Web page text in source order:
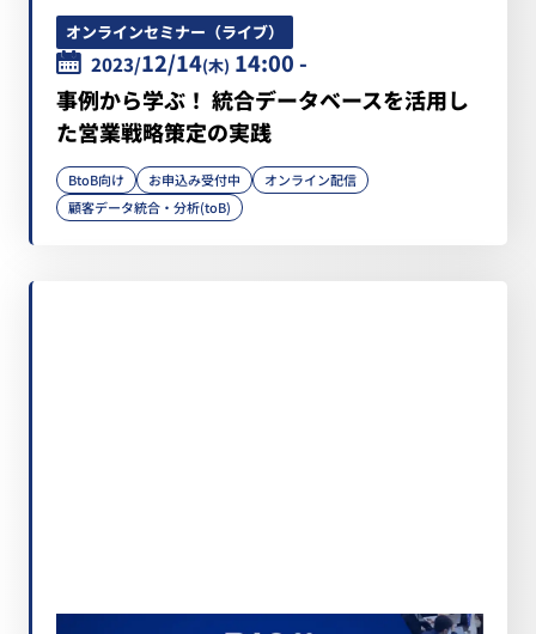
オンラインセミナー（ライブ）
2023/12/14(木) 14:00 -
事例から学ぶ！ 統合データベースを活用し
た営業戦略策定の実践
BtoB向け お申込み受付中
オンライン配信
顧客データ統合・分析(toB)